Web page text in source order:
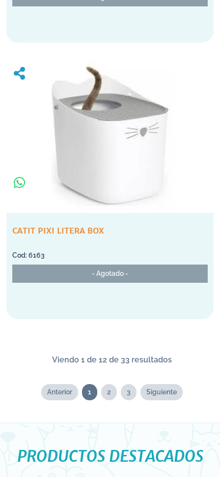
CATIT PIXI LITERA BOX
6163
- Agotado -
Viendo 1 de 12 de 33 resultados
Anterior 1 2 3 Siguiente
PRODUCTOS DESTACADOS